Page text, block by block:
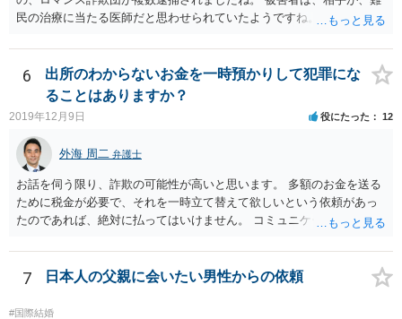
民の治療に当たる医師だと思わせられていたようですね。
6
出所のわからないお金を一時預かりして犯罪にな
ることはありますか？
2019年12月9日 役にたった 12
外海 周二 弁護士
お話を伺う限り、詐欺の可能性が高いと思います。 多額のお金を送る
ために税金が必要で、それを一時立て替えて欲しいという依頼があっ
たのであれば、絶対に払ってはいけません。 コミュニケーションサイ
ん。 預かって欲しいお金を送るなどというのは虚言であり、単にあな
たから金銭を詐取しようとしている可能性が高いです。 間に合えばよ
7 日本人の父親に会いたい男性からの依頼
#国際結婚